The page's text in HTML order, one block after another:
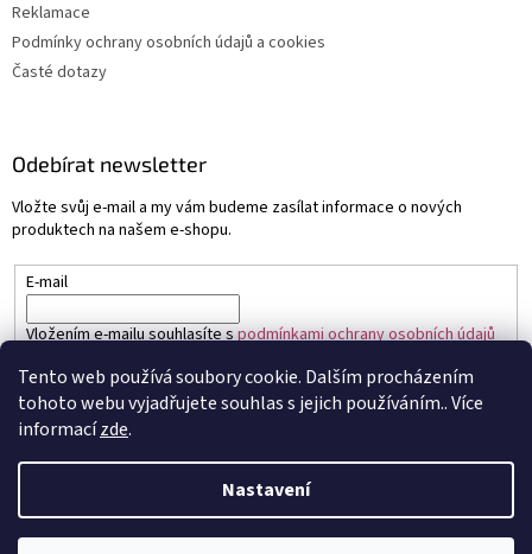
Tento web používá soubory cookie. Dalším procházením
tohoto webu vyjadřujete souhlas s jejich používáním.. Více
informacízde.
Nastavení
Reklamace
Podmínky ochrany osobních údajů a cookies
Časté dotazy
Odebírat newsletter
Vložte svůj e-mail a my vám budeme zasílat informace o nových
produktech na našem e-shopu.
E-mail
Vložením e-mailu souhlasíte spodmínkami ochrany osobních údajů
PŘIHLÁSIT SE
Vytvořil Shoptet